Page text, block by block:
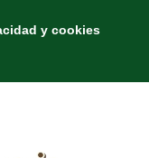
y cookies